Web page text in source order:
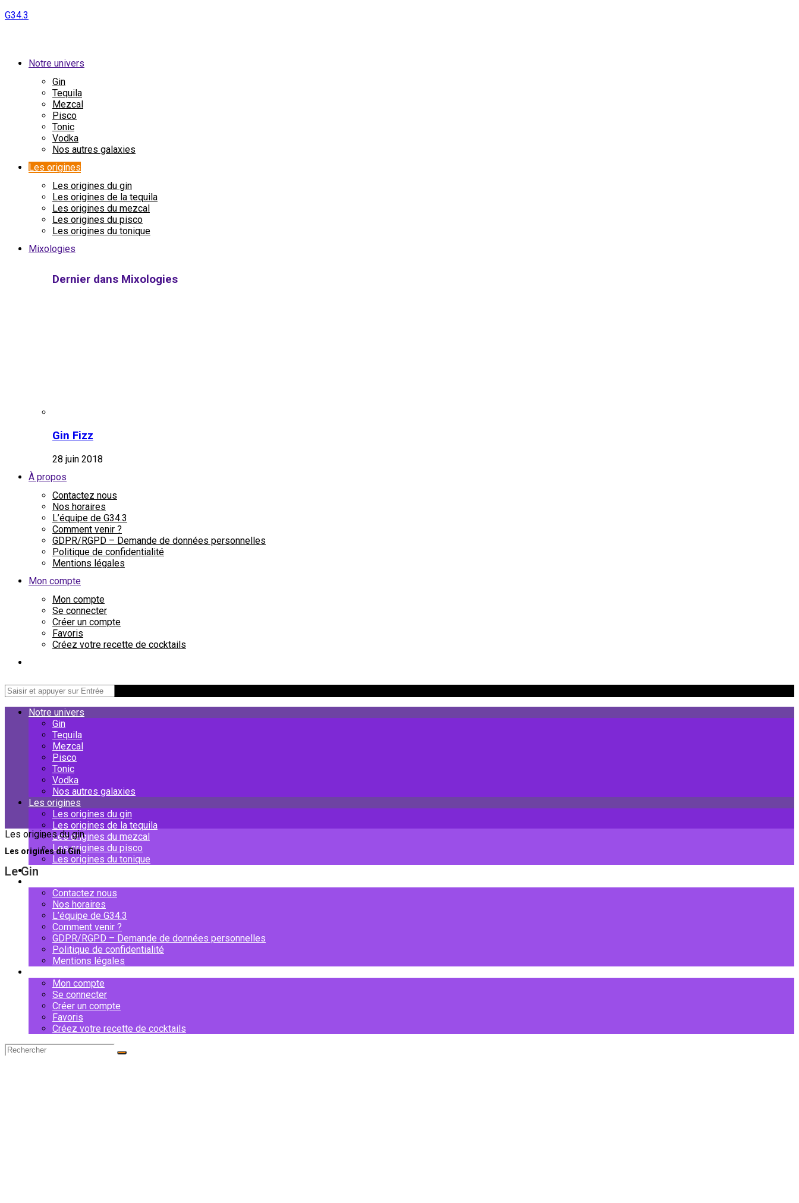
G34.3
Notre univers
Gin
Tequila
Mezcal
Pisco
Tonic
Vodka
Nos autres galaxies
Les origines
Les origines du gin
Les origines de la tequila
Les origines du mezcal
Les origines du pisco
Les origines du tonique
Mixologies
Dernier dans Mixologies
Gin Fizz
28 juin 2018
À propos
Contactez nous
Nos horaires
L’équipe de G34.3
Comment venir ?
GDPR/RGPD – Demande de données personnelles
Politique de confidentialité
Mentions légales
Mon compte
Mon compte
Se connecter
Créer un compte
Favoris
Créez votre recette de cocktails
Notre univers
Gin
Tequila
Mezcal
Pisco
Tonic
Vodka
Nos autres galaxies
Les origines
Les origines du gin
Les origines de la tequila
Les origines du mezcal
Les origines du pisco
Les origines du tonique
Mixologies
Contactez nous
Nos horaires
L’équipe de G34.3
Comment venir ?
GDPR/RGPD – Demande de données personnelles
Politique de confidentialité
Mentions légales
Mon compte
Se connecter
Créer un compte
Favoris
Créez votre recette de cocktails
Les origines du gin
Les origines du Gin
Le Gin